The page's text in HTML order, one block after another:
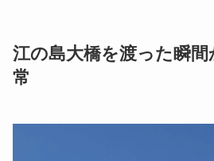
江の島大橋を渡った瞬間
常